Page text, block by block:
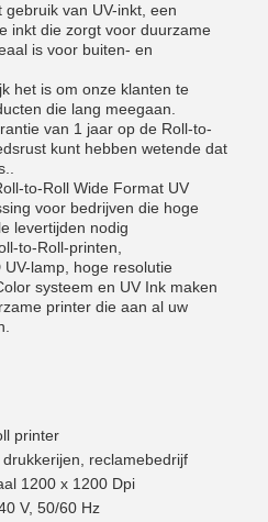
van UV-inkt, een
inkt die zorgt voor duurzame
is voor buiten- en
het is om onze klanten te
die lang meegaan.
van 1 jaar op de Roll-to-
kunt hebben wetende dat
to-Roll Wide Format UV
voor bedrijven die hoge
levertijden nodig
to-Roll-printen,
lamp, hoge resolutie
systeem en UV Ink maken
printer die aan al uw
printer
reclamebedrijf
1200 x 1200 Dpi
V, 50/60 Hz